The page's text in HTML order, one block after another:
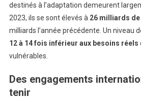
destinés à l’adaptation demeurent
2023, ils se sont élevés à 26 milliards
milliards l’année précédente. Un niveau
12 à 14 fois inférieur aux besoins réels
vulnérables.
Des engagements
tenir